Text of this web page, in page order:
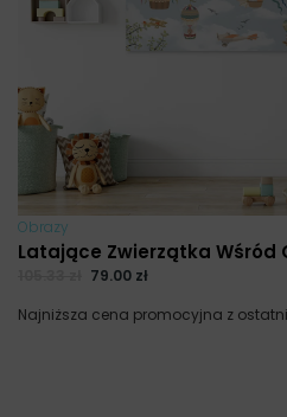
Obrazy
Latające Zwierzątka Wśród
79.00 zł
Najniższa cena promocyjna z